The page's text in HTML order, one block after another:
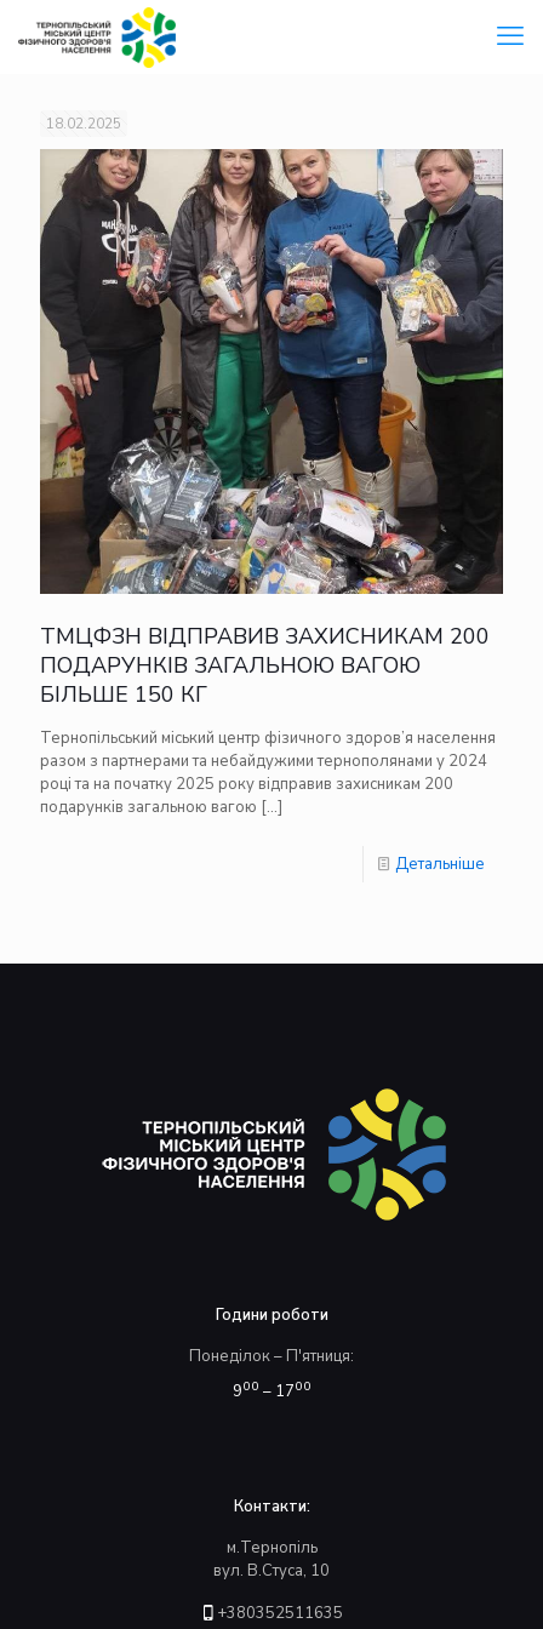
18.02.2025
ТМЦФЗН ВІДПРАВИВ ЗАХИСНИКАМ 200
ПОДАРУНКІВ ЗАГАЛЬНОЮ ВАГОЮ
БІЛЬШЕ 150 КГ
Тернопільський міський центр фізичного здоров’я населення
разом з партнерами та небайдужими тернополянами у 2024
році та на початку 2025 року відправив захисникам 200
подарунків загальною вагою […]
Детальніше
Години роботи
Понеділок – П'ятниця:
900 – 1700
Контакти:
м.Тернопіль
вул. В.Стуса, 10
+380352511635